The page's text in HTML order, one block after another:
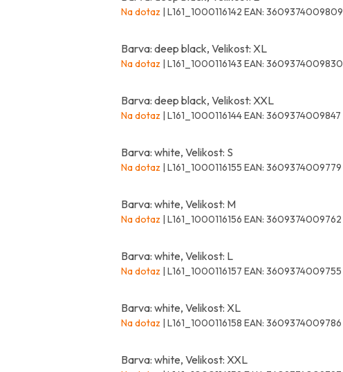
Na dotaz | L161_1000116142 EAN: 3609374009809
Barva: deep black, Velikost: XL
Na dotaz | L161_1000116143 EAN: 3609374009830
Barva: deep black, Velikost: XXL
Na dotaz | L161_1000116144EAN: 3609374009847
Barva: white, Velikost: S
Na dotaz | L161_1000116155 EAN: 3609374009779
Barva: white, Velikost: M
Na dotaz | L161_1000116156 EAN: 3609374009762
Barva: white, Velikost: L
Na dotaz | L161_1000116157 EAN: 3609374009755
Barva: white, Velikost: XL
Na dotaz | L161_1000116158 EAN: 3609374009786
Barva: white, Velikost: XXL